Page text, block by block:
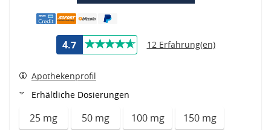
4.7 12 Erfahrung(en)
Apothekenprofil
Erhältliche Dosierungen
25 mg 50 mg 100 mg
150 mg